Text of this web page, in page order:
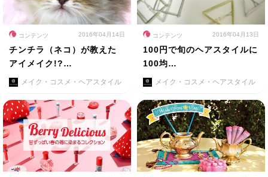
コンテンツ 2016年04月14日
チンチラ（ネコ）が教えた
アイメイク!?…
メイク・コスメ・ヘアスタイル
コンテンツ 2016年04月13日
100円で旬のヘアスタイルに
100均…
メイク・コスメ・ヘアスタイル